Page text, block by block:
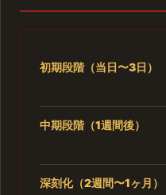
初期段階（当日〜3日）
中期段階（1週間後）
深刻化（2週間〜1ヶ月）